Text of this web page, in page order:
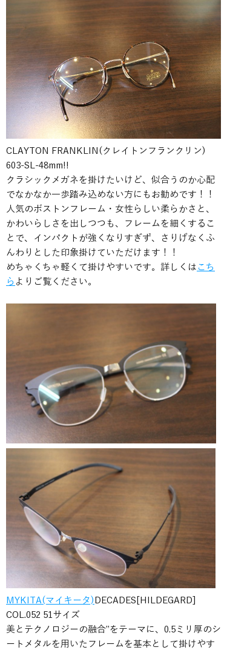
CLAYTON FRANKLIN(クレイトンフランクリン)
603-SL-48mm!!
クラシックメガネを掛けたいけど、似合うのか心配
でなかなか一歩踏み込めない方にもお勧めです！！
人気のボストンフレーム・女性らしい柔らかさと、
かわいらしさを出しつつも、フレームを細くするこ
とで、インパクトが強くなりすぎず、さりげなくふ
んわりとした印象掛けていただけます！！
めちゃくちゃ軽くて掛けやすいです。詳しくは こち
ら よりご覧ください。
MYKITA(マイキータ) DECADES[HILDEGARD]
COL.052 51サイズ
美とテクノロジーの融合”をテーマに、0.5ミリ厚のシ
ートメタルを用いたフレームを基本として掛けやす